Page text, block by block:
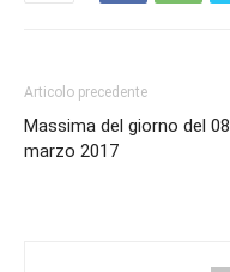
Articolo precedente
Massima del giorno del 08
marzo 2017